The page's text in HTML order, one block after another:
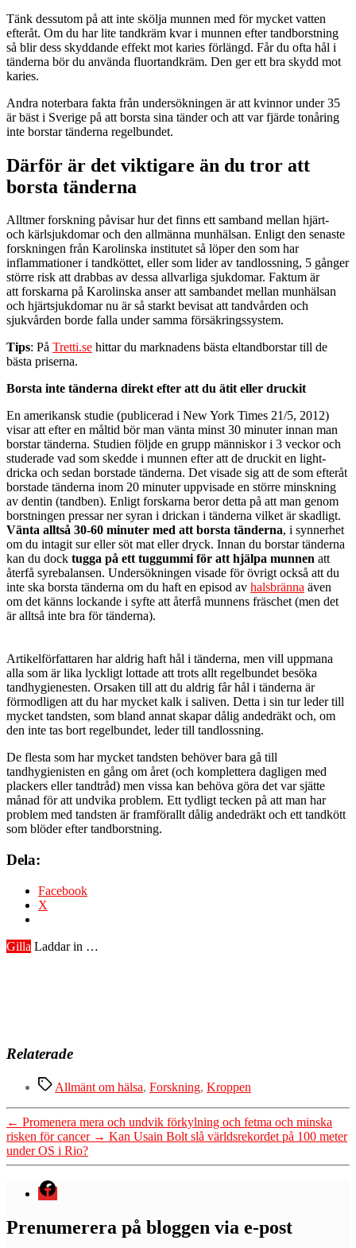
Tänk dessutom på att inte skölja munnen med för mycket vatten
efteråt. Om du har lite tandkräm kvar i munnen efter tandborstning
så blir dess skyddande effekt mot karies förlängd. Får du ofta hål i
tänderna bör du använda fluortandkräm. Den ger ett bra skydd mot
karies.
Andra noterbara fakta från undersökningen är att kvinnor under 35
är bäst i Sverige på att borsta sina tänder och att var fjärde tonåring
inte borstar tänderna regelbundet.
Därför är det viktigare än du tror att
borsta tänderna
Alltmer forskning påvisar hur det finns ett samband mellan hjärt-
och kärlsjukdomar och den allmänna munhälsan. Enligt den senaste
forskningen från Karolinska institutet så löper den som har
inflammationer i tandköttet, eller som lider av tandlossning, 5 gånger
större risk att drabbas av dessa allvarliga sjukdomar. Faktum är
att forskarna på Karolinska anser att sambandet mellan munhälsan
och hjärtsjukdomar nu är så starkt bevisat att tandvården och
sjukvården borde falla under samma försäkringssystem.
Tips: På Tretti.se hittar du marknadens bästa eltandborstar till de
bästa priserna.
Borsta inte tänderna direkt efter att du ätit eller druckit
En amerikansk studie (publicerad i New York Times 21/5, 2012)
visar att efter en måltid bör man vänta minst 30 minuter innan man
borstar tänderna. Studien följde en grupp människor i 3 veckor och
studerade vad som skedde i munnen efter att de druckit en light-
dricka och sedan borstade tänderna. Det visade sig att de som efteråt
borstade tänderna inom 20 minuter uppvisade en större minskning
av dentin (tandben). Enligt forskarna beror detta på att man genom
borstningen pressar ner syran i drickan i tänderna vilket är skadligt.
Vänta alltså 30-60 minuter med att borsta tänderna, i synnerhet
om du intagit sur eller söt mat eller dryck. Innan du borstar tänderna
kan du dock tugga på ett tuggummi för att hjälpa munnen att
återfå syrebalansen. Undersökningen visade för övrigt också att du
inte ska borsta tänderna om du haft en episod av halsbränna även
om det känns lockande i syfte att återfå munnens fräschet (men det
är alltså inte bra för tänderna).
Artikelförfattaren har aldrig haft hål i tänderna, men vill uppmana
alla som är lika lyckligt lottade att trots allt regelbundet besöka
tandhygienesten. Orsaken till att du aldrig får hål i tänderna är
förmodligen att du har mycket kalk i saliven. Detta i sin tur leder till
mycket tandsten, som bland annat skapar dålig andedräkt och, om
den inte tas bort regelbundet, leder till tandlossning.
De flesta som har mycket tandsten behöver bara gå till
tandhygienisten en gång om året (och komplettera dagligen med
plackers eller tandtråd) men vissa kan behöva göra det var sjätte
månad för att undvika problem. Ett tydligt tecken på att man har
problem med tandsten är framförallt dålig andedräkt och ett tandkött
som blöder efter tandborstning.
Dela:
Facebook
X
Gilla Laddar in …
Relaterade
Etiketter
Allmänt om hälsa, Forskning, Kroppen
← Promenera mera och undvik förkylning och fetma och minska
risken för cancer → Kan Usain Bolt slå världsrekordet på 100 meter
under OS i Rio?
Menyval
Prenumerera på bloggen via e-post